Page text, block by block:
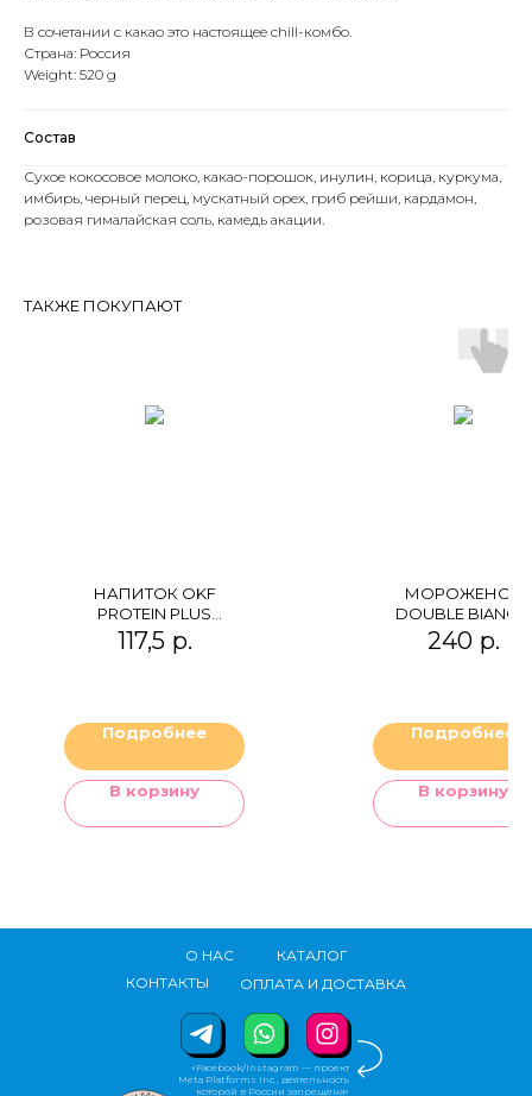
В сочетании с какао это настоящее chill-комбо.
Страна: Россия
Weight: 520 g
Состав
Сухое кокосовое молоко, какао-порошок, инулин, корица, куркума,
имбирь, черный перец, мускатный орех, гриб рейши, кардамон,
розовая гималайская соль, камедь акации.
ТАКЖЕ ПОКУПАЮТ
НАПИТОК OKF
PROTEIN PLUS
CHOCOLATE
117,5 р.
Подробнее
В корзину
МОРОЖЕНОЕ
DOUBLE BIANCO
"МАЛИНА-
КЛУБНИКА"
240 р.
Подробнее
В корзину
О НАС
КАТАЛОГ
ОПЛАТА И ДОСТАВКА
КОНТАКТЫ
«Facebook/Instagram — проект
Meta Platforms Inc., деятельность
которой в России запрещена»